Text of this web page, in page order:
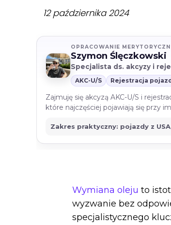
12 października 2024
Wymiana oleju to
wyzwanie bez
specjalistycznego
OPRACOWANIE
Szymon Ślęczkowski
Specjalista ds. akcyzy i
AKC-U/S Rejestracja
Zajmuję się akcyzą AKC-U/S i
które najczęściej pojawiają się przy
Zakres praktyczny: pojazdy z